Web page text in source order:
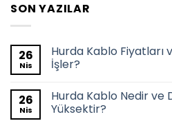
SON YAZILAR
26
Nis
Hurda Kablo Fiyatları
İşler?
26
Nis
Hurda Kablo Nedir ve
Yüksektir?